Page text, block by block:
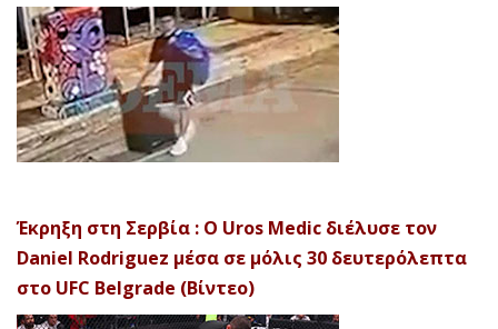
Έκρηξη στη Σερβία : Ο Uros Medic διέλυσε τον
Daniel Rodriguez μέσα σε μόλις 30 δευτερόλεπτα
στο UFC Belgrade (Βίντεο)